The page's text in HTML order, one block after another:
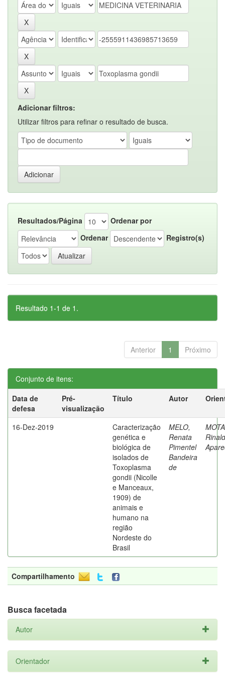
Adicionar filtros:
Utilizar filtros para refinar o resultado de busca.
Resultados/Página
Ordenar por
Ordenar
Registro(s)
Resultado 1-1 de 1.
Anterior 1 Próximo
Conjunto de itens:
Data de
defesa
Pré-
visualização
Título Autor
16-Dez-2019
Caracterização
genética e
biológica de
isolados de
Toxoplasma
gondii (Nicolle
e Manceaux,
1909) de
animais e
humano na
região
Nordeste do
Brasil
MELO,
Renata
Pimentel
Bandeira
de
Compartilhamento
Busca facetada
Autor
Orientador